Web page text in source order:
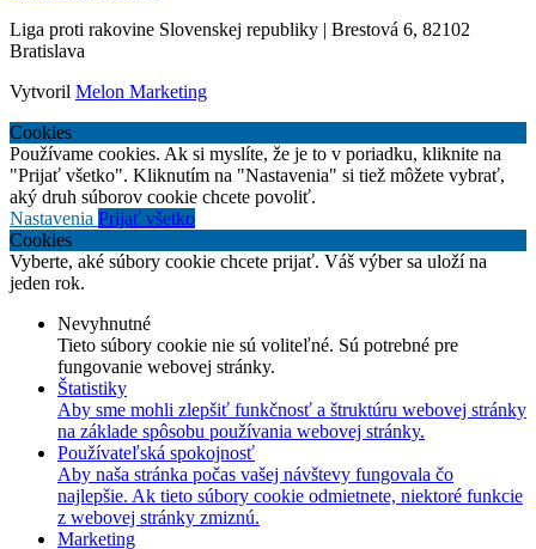
Liga proti rakovine Slovenskej republiky | Brestová 6, 82102
Bratislava
Vytvoril Melon Marketing
Cookies
Používame cookies. Ak si myslíte, že je to v poriadku, kliknite na
"Prijať všetko". Kliknutím na "Nastavenia" si tiež môžete vybrať,
aký druh súborov cookie chcete povoliť.
Nastavenia Prijať všetko
Cookies
Vyberte, aké súbory cookie chcete prijať. Váš výber sa uloží na
jeden rok.
Nevyhnutné
Tieto súbory cookie nie sú voliteľné. Sú potrebné pre
fungovanie webovej stránky.
Štatistiky
Aby sme mohli zlepšiť funkčnosť a štruktúru webovej stránky
na základe spôsobu používania webovej stránky.
Používateľská spokojnosť
Aby naša stránka počas vašej návštevy fungovala čo
najlepšie. Ak tieto súbory cookie odmietnete, niektoré funkcie
z webovej stránky zmiznú.
Marketing